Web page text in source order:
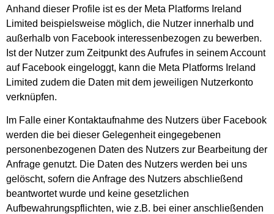
Anhand dieser Profile ist es der Meta Platforms Ireland
Limited beispielsweise möglich, die Nutzer innerhalb und
außerhalb von Facebook interessenbezogen zu bewerben.
Ist der Nutzer zum Zeitpunkt des Aufrufes in seinem Account
auf Facebook eingeloggt, kann die Meta Platforms Ireland
Limited zudem die Daten mit dem jeweiligen Nutzerkonto
verknüpfen.
Im Falle einer Kontaktaufnahme des Nutzers über Facebook
werden die bei dieser Gelegenheit eingegebenen
personenbezogenen Daten des Nutzers zur Bearbeitung der
Anfrage genutzt. Die Daten des Nutzers werden bei uns
gelöscht, sofern die Anfrage des Nutzers abschließend
beantwortet wurde und keine gesetzlichen
Aufbewahrungspflichten, wie z.B. bei einer anschließenden